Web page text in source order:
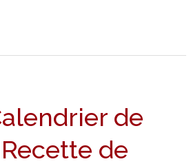
de
Recette de